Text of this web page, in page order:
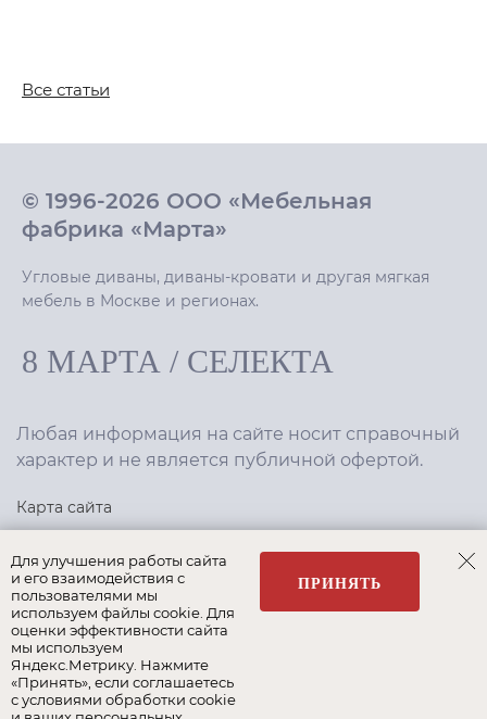
Все статьи
© 1996-2026 ООО «Мебельная
фабрика «Марта»
Угловые диваны, диваны-кровати и другая мягкая
мебель в Москве и регионах.
8 МАРТА / СЕЛЕКТА
Любая информация на сайте носит справочный
характер и не является публичной офертой.
Карта сайта
Политика конфиденциальности
Создание сайта,интернет-маркетинг
Для улучшения работы сайта
и его взаимодействия с
пользователями мы
используем файлы cookie. Для
оценки эффективности сайта
мы используем
Яндекс.Метрику. Нажмите
«Принять», если соглашаетесь
с условиями обработки cookie
ПРИНЯТЬ